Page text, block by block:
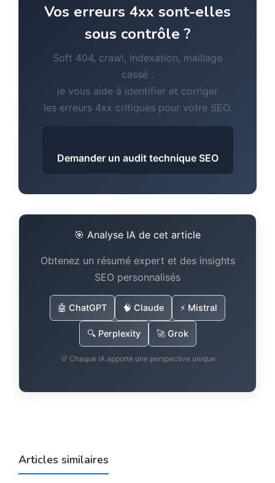
Vos erreurs 4xx sont-elles
sous contrôle ?
Soft 404, crawl, indexation, maillage
cassé :
je vous aide à identifier et corriger
les erreurs 4xx critiques pour votre SEO.
Demander un audit technique SEO
🎯 Analyse IA de cet article
Obtenez un résumé expert et des insights
SEO personnalisés
🤖 ChatGPT 🧠 Claude ⚡ Mistral
🔍 Perplexity 🚀 GrokTwitter de Damien
💡 Chaque IA apporte une perspective unique
Articles similaires